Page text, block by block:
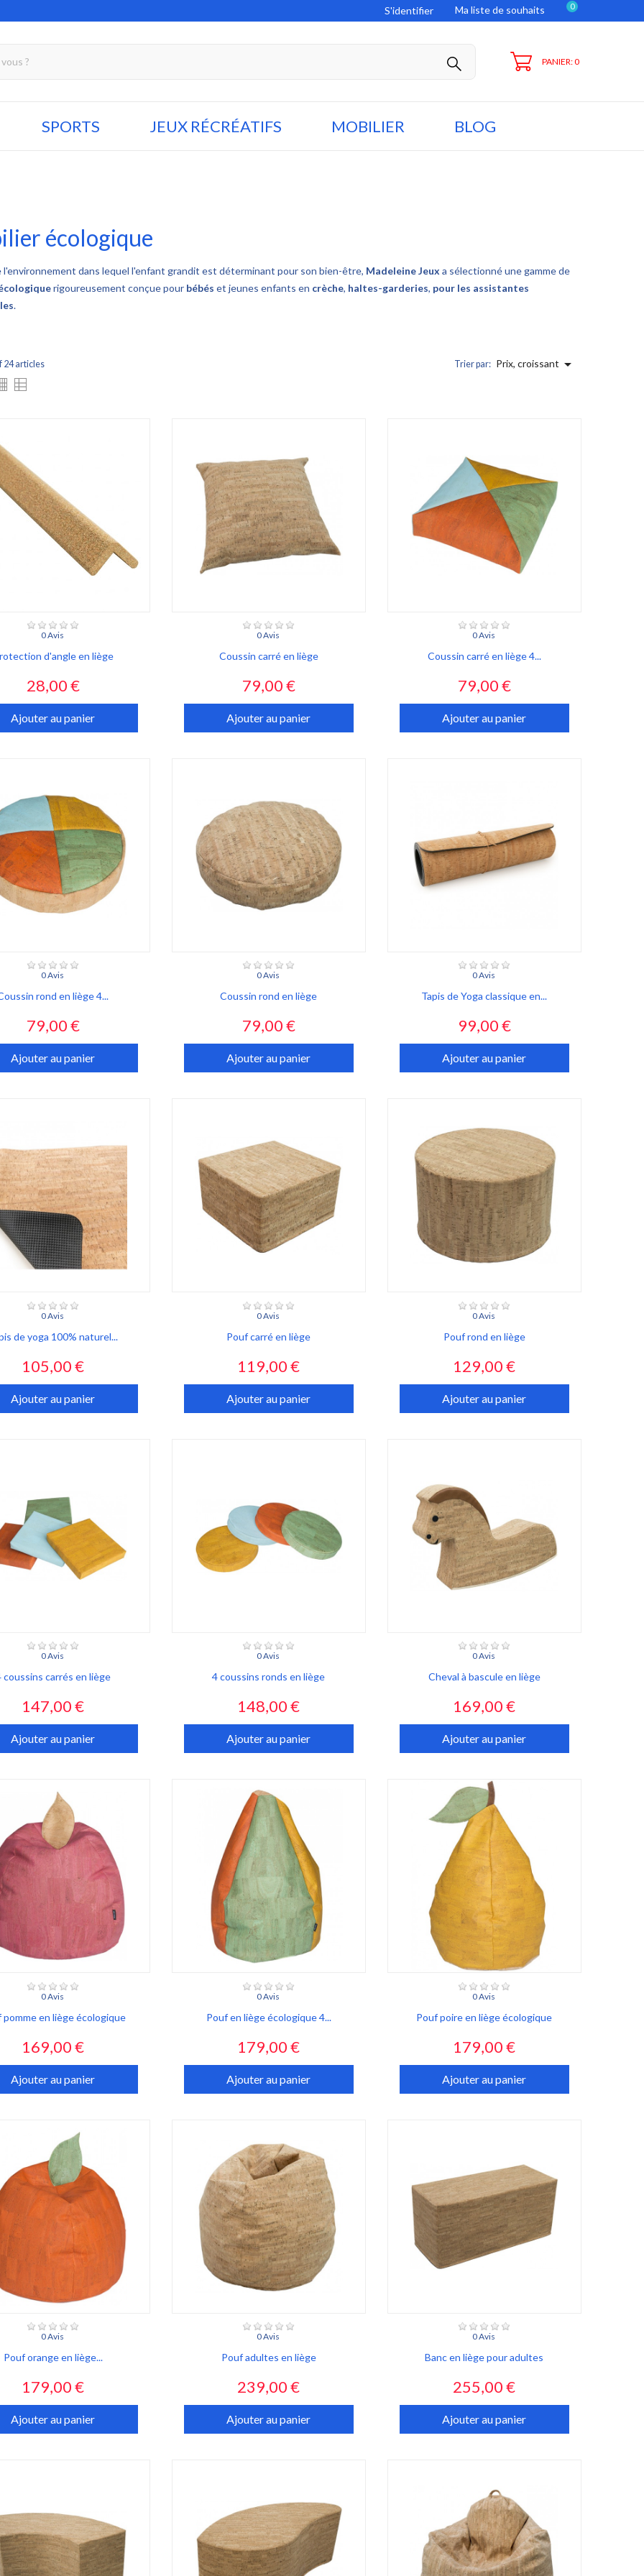
S'identifier Ma liste de souhaits 0
PANIER: 0
SPORTS JEUX RÉCRÉATIFS MOBILIER BLOG
écologique
l'environnement dans lequel l'enfant grandit est déterminant pour son bien-être, Madeleine Jeux a sélectionné une gamme de
rigoureusement conçue pour bébés et jeunes enfants en crèche, haltes-garderies, pour les assistantes
.
24 articles Trier par: Prix, croissant 
0 Avis
d'angle en liège
Prix
28,00 €
Ajouter au panier
0 Avis
Coussin carré en liège
Prix
79,00 €
Ajouter au panier
0 Avis
Coussin carré en liège 4...
Prix
79,00 €
Ajouter au panier
0 Avis
rond en liège 4...
Prix
79,00 €
Ajouter au panier
0 Avis
Coussin rond en liège
Prix
79,00 €
Ajouter au panier
0 Avis
Tapis de Yoga classique en...
Prix
99,00 €
Ajouter au panier
0 Avis
de yoga 100% naturel...
Prix
105,00 €
Ajouter au panier
0 Avis
Pouf carré en liège
Prix
119,00 €
Ajouter au panier
0 Avis
Pouf rond en liège
Prix
129,00 €
Ajouter au panier
0 Avis
coussins carrés en liège
Prix
147,00 €
Ajouter au panier
0 Avis
4 coussins ronds en liège
Prix
148,00 €
Ajouter au panier
0 Avis
Cheval à bascule en liège
Prix
169,00 €
Ajouter au panier
0 Avis
pomme en liège écologique
Prix
169,00 €
Ajouter au panier
0 Avis
Pouf en liège écologique 4...
Prix
179,00 €
Ajouter au panier
0 Avis
Pouf poire en liège écologique
Prix
179,00 €
Ajouter au panier
0 Avis
Pouf orange en liège...
Prix
179,00 €
Ajouter au panier
0 Avis
Pouf adultes en liège
Prix
239,00 €
Ajouter au panier
0 Avis
Banc en liège pour adultes
Prix
255,00 €
Ajouter au panier